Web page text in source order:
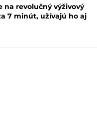
na revolučný výživový
7 minút, užívajú ho aj